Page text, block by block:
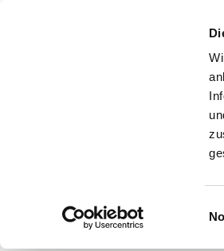
Hilfe zu den Suchfunktionen
Tipps und Tricks